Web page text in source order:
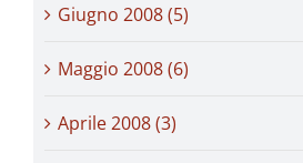
Giugno 2008 (5)
Maggio 2008 (6)
Aprile 2008 (3)